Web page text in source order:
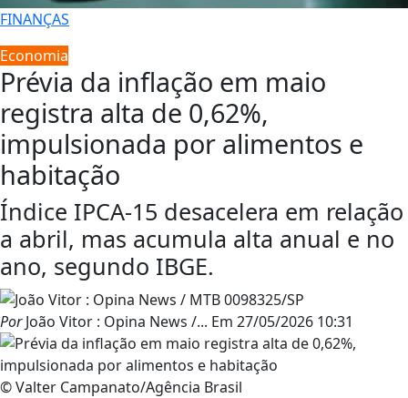
FINANÇAS
Economia
Prévia da inflação em maio
registra alta de 0,62%,
impulsionada por alimentos e
habitação
Índice IPCA-15 desacelera em relação
a abril, mas acumula alta anual e no
ano, segundo IBGE.
PorJoão Vitor : Opina News /... Em 27/05/2026 10:31
© Valter Campanato/Agência Brasil